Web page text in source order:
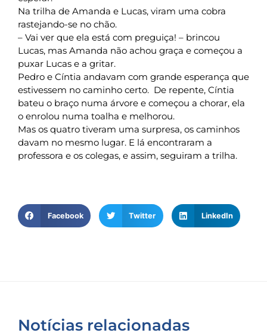
Na trilha de Amanda e Lucas, viram uma cobra
rastejando-se no chão.
– Vai ver que ela está com preguiça! – brincou
Lucas, mas Amanda não achou graça e começou a
puxar Lucas e a gritar.
Pedro e Cíntia andavam com grande esperança que
estivessem no caminho certo. De repente, Cíntia
bateu o braço numa árvore e começou a chorar, ela
o enrolou numa toalha e melhorou.
Mas os quatro tiveram uma surpresa, os caminhos
davam no mesmo lugar. E lá encontraram a
professora e os colegas, e assim, seguiram a trilha.
Facebook Twitter LinkedIn
Notícias relacionadas